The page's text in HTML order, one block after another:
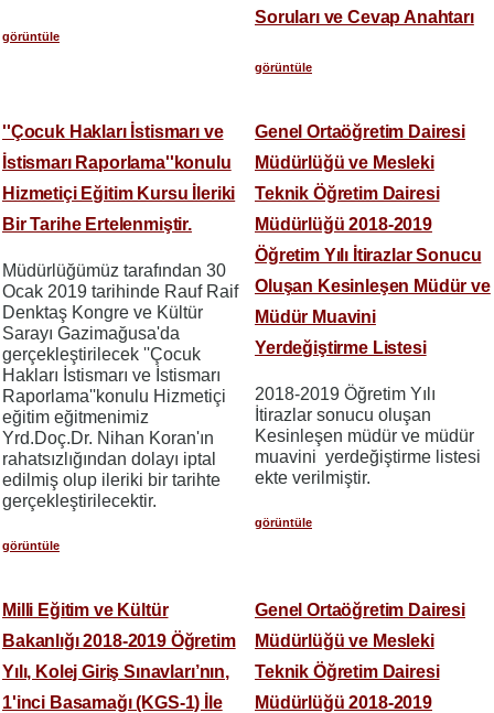
görüntüle
Soruları ve Cevap Anahtarı
görüntüle
''Çocuk Hakları İstismarı ve
İstismarı Raporlama''konulu
Hizmetiçi Eğitim Kursu İleriki
Bir Tarihe Ertelenmiştir.
Müdürlüğümüz tarafından 30
Ocak 2019 tarihinde Rauf Raif
Denktaş Kongre ve Kültür
Sarayı Gazimağusa'da
gerçekleştirilecek ''Çocuk
Hakları İstismarı ve İstismarı
Raporlama''konulu Hizmetiçi
eğitim eğitmenimiz
Yrd.Doç.Dr. Nihan Koran'ın
rahatsızlığından dolayı iptal
edilmiş olup ileriki bir tarihte
gerçekleştirilecektir.
görüntüle
Genel Ortaöğretim Dairesi
Müdürlüğü ve Mesleki
Teknik Öğretim Dairesi
Müdürlüğü 2018-2019
Öğretim Yılı İtirazlar Sonucu
Oluşan Kesinleşen Müdür ve
Müdür Muavini
Yerdeğiştirme Listesi
2018-2019 Öğretim Yılı
İtirazlar sonucu oluşan
Kesinleşen müdür ve müdür
muavini yerdeğiştirme listesi
ekte verilmiştir.
görüntüle
Milli Eğitim ve Kültür
Bakanlığı 2018-2019 Öğretim
Yılı, Kolej Giriş Sınavları’nın,
1'inci Basamağı (KGS-1) İle
Genel Ortaöğretim Dairesi
Müdürlüğü ve Mesleki
Teknik Öğretim Dairesi
Müdürlüğü 2018-2019